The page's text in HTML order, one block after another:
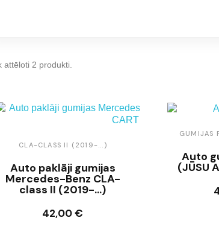
attēloti 2 produkti.
CLA-CLASS II (2019-...)
Auto paklāji gumijas
Mercedes-Benz CLA-
class II (2019-...)
42,00 €
Ielikt grozā
GUMIJAS
Auto
(JŪSU